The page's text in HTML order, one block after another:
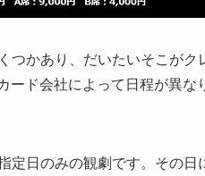
かあり、だいたいそこが
ド会社によって日程が異な
日のみの観劇です。その